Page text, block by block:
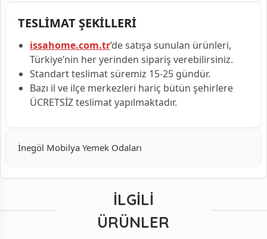
TESLİMAT ŞEKİLLERİ
issahome.com.tr’de satışa sunulan ürünleri,
Türkiye’nin her yerinden sipariş verebilirsiniz.
Standart teslimat süremiz 15-25 gündür.
Bazı il ve ilçe merkezleri hariç bütün şehirlere
ÜCRETSİZ teslimat yapılmaktadır.
İnegöl Mobilya Yemek Odaları
İLGILI
ÜRÜNLER